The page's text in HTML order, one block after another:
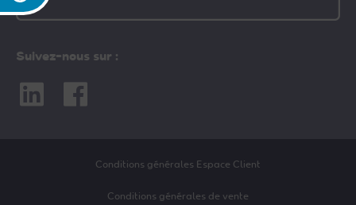
Suivez-nous sur :
LinkedinFacebook
Conditions générales Espace Client
Conditions générales de vente